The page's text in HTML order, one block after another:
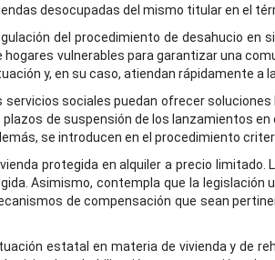
desocupadas del mismo titular en el
del procedimiento de desahucio en
hogares vulnerables para garantizar una
y, en su caso, atiendan rápidamente a
servicios sociales puedan ofrecer
de suspensión de los lanzamientos
se introducen en el procedimiento
protegida en alquiler a precio
Asimismo, contempla que la
de compensación que sean
estatal en materia de vivienda y de